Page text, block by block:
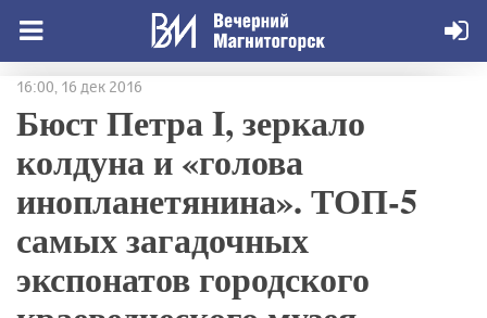
16:00, 16 дек 2016
Бюст Петра I, зеркало
колдуна и «голова
инопланетянина». ТОП-5
самых загадочных
экспонатов городского